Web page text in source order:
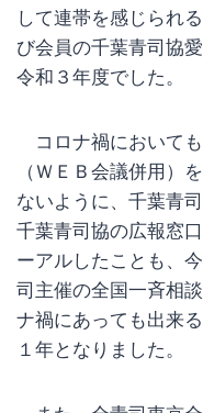
して連帯を感じられ
び会員の千葉青司協
令和３年度でした。
コロナ禍において
（ＷＥＢ会議併用）
ないように、千葉青
千葉青司協の広報窓
ーアルしたことも、
司主催の全国一斉相
ナ禍にあっても出来
１年となりました。